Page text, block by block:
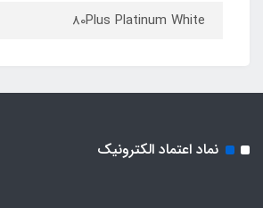
80Plus Platinum White
نماد اعتماد الکترونیک